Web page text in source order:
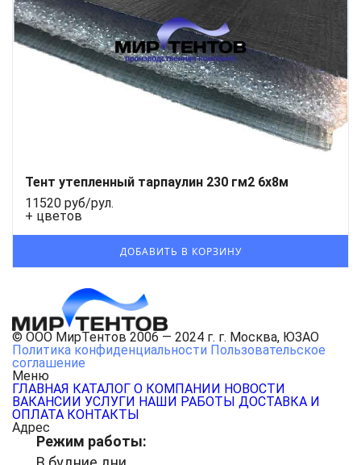
Тент утепленный тарпаулин 230 гм2 6x8м
11520 руб/рул.
+ цветов
© ООО МирТентов 2006 — 2024 г. г. Москва, ЮЗАО
Политика конфиденциальности Пользовательское
соглашение
Меню
ГЛАВНАЯ КАТАЛОГ О КОМПАНИИ НОВОСТИ
ВАКАНСИИ УСЛУГИ НАШИ РАБОТЫ ДОСТАВКА И
ОПЛАТА КОНТАКТЫ
Адрес
Режим работы: